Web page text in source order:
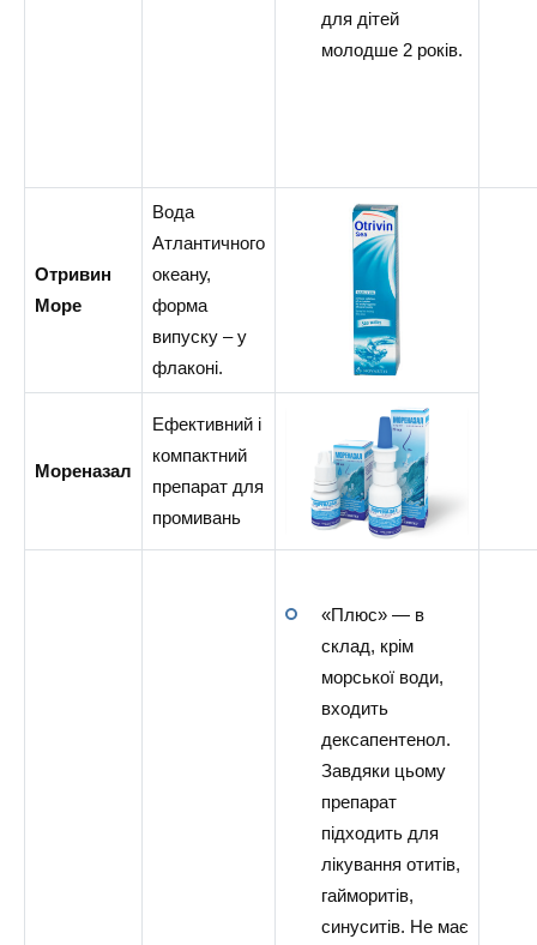
для дітей
молодше 2 років.
Отривин
Море
Вода
Атлантичного
океану,
форма
випуску – у
флаконі.
Мореназал
Ефективний і
компактний
препарат для
промивань
«Плюс» — в
склад, крім
морської води,
входить
дексапентенол.
Завдяки цьому
препарат
підходить для
лікування отитів,
гайморитів,
синуситів. Не має